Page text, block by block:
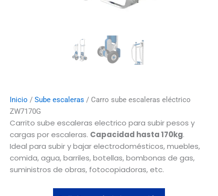
Inicio / Sube escaleras / Carro sube escaleras eléctrico
ZW7170G
Carrito sube escaleras electrico para subir pesos y
cargas por escaleras. Capacidad hasta 170kg.
Ideal para subir y bajar electrodomésticos, muebles,
comida, agua, barriles, botellas, bombonas de gas,
suministros de obras, fotocopiadoras, etc.